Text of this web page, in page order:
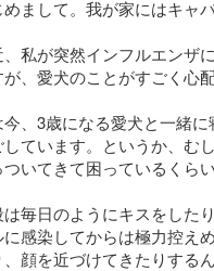
めまして。我が家にはキャ
、私が突然インフルエンザ
、愛犬のことがすごく心配
今、3歳になる愛犬と一緒
ています。というか、む
ついてきて困っているくらい
は毎日のようにキスをした
に感染してからは極力控え
顔を近づけてきたりするん